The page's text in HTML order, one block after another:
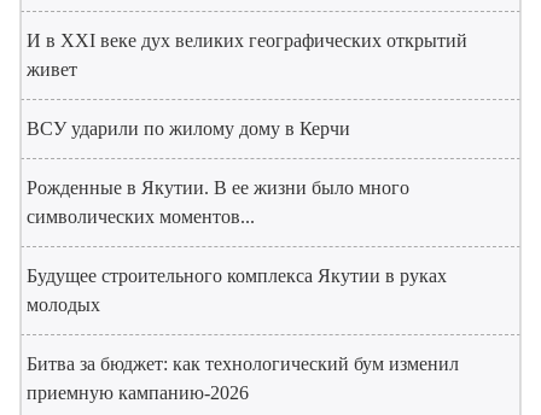
И в XXI веке дух великих географических открытий
живет
ВСУ ударили по жилому дому в Керчи
Рожденные в Якутии. В ее жизни было много
символических моментов...
Будущее строительного комплекса Якутии в руках
молодых
Битва за бюджет: как технологический бум изменил
приемную кампанию-2026